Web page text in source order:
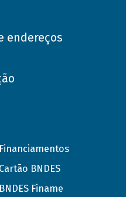
endereços
Financiamentos
Cartão BNDES
BNDES Finame